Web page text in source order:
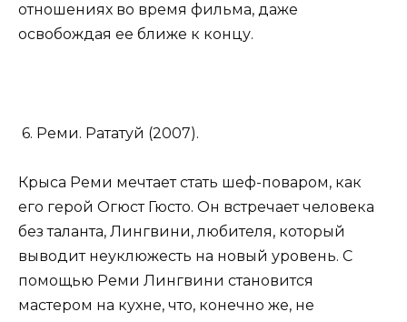
отношениях во время фильма, даже
освобождая ее ближе к концу.
6. Реми. Рататуй (2007).
Крыса Реми мечтает стать шеф-поваром, как
его герой Огюст Гюсто. Он встречает человека
без таланта, Лингвини, любителя, который
выводит неуклюжесть на новый уровень. С
помощью Реми Лингвини становится
мастером на кухне, что, конечно же, не